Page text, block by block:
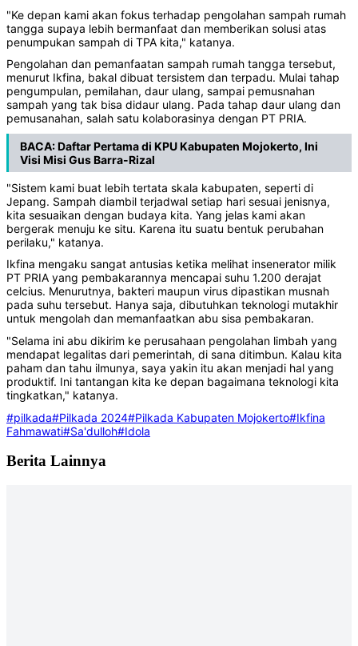
"Ke depan kami akan fokus terhadap pengolahan sampah rumah
tangga supaya lebih bermanfaat dan memberikan solusi atas
penumpukan sampah di TPA kita," katanya.
Pengolahan dan pemanfaatan sampah rumah tangga tersebut,
menurut Ikfina, bakal dibuat tersistem dan terpadu. Mulai tahap
pengumpulan, pemilahan, daur ulang, sampai pemusnahan
sampah yang tak bisa didaur ulang. Pada tahap daur ulang dan
pemusanahan, salah satu kolaborasinya dengan PT PRIA.
BACA:Daftar Pertama di KPU Kabupaten Mojokerto, Ini
Visi Misi Gus Barra-Rizal
"Sistem kami buat lebih tertata skala kabupaten, seperti di
Jepang. Sampah diambil terjadwal setiap hari sesuai jenisnya,
kita sesuaikan dengan budaya kita. Yang jelas kami akan
bergerak menuju ke situ. Karena itu suatu bentuk perubahan
perilaku," katanya.
Ikfina mengaku sangat antusias ketika melihat insenerator milik
PT PRIA yang pembakarannya mencapai suhu 1.200 derajat
celcius. Menurutnya, bakteri maupun virus dipastikan musnah
pada suhu tersebut. Hanya saja, dibutuhkan teknologi mutakhir
untuk mengolah dan memanfaatkan abu sisa pembakaran.
"Selama ini abu dikirim ke perusahaan pengolahan limbah yang
mendapat legalitas dari pemerintah, di sana ditimbun. Kalau kita
paham dan tahu ilmunya, saya yakin itu akan menjadi hal yang
produktif. Ini tantangan kita ke depan bagaimana teknologi kita
tingkatkan," katanya.
#pilkada#Pilkada 2024#Pilkada Kabupaten Mojokerto#Ikfina
Fahmawati#Sa'dulloh#Idola
Berita Lainnya